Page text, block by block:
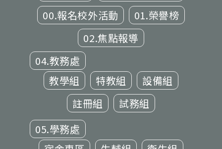
00.報名校外活動
01.榮譽榜
02.焦點報導
04.教務處
教學組
特教組
設備組
註冊組
試務組
05.學務處